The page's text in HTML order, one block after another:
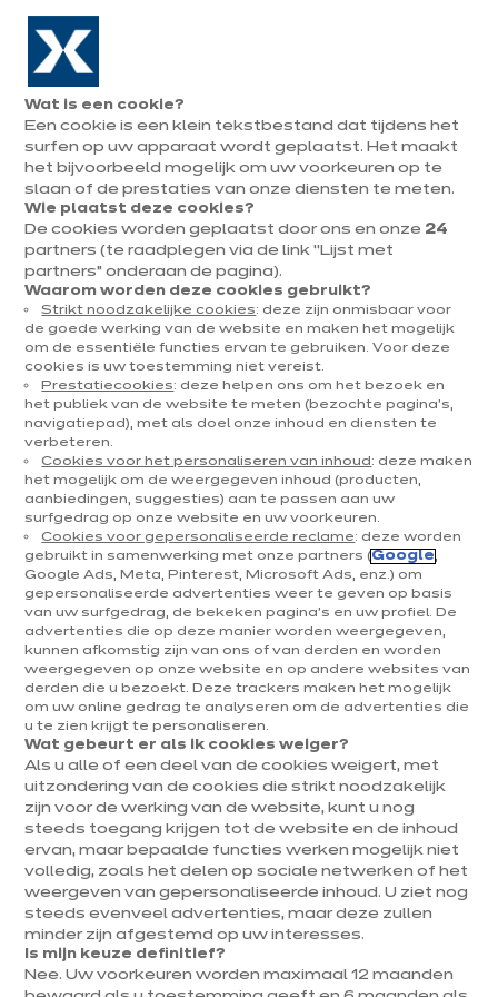
Naar de navigatie gaan
Naar de hoofdinhoud gaan
Menu
openen
winkels
Afspraak
maken
U
bevindt
zich
hier:
Home Onze keukens Per categorie Onze toonzaalkeukens [Translate to
Contact
Brochure downloaden
Afspraak maken
Keukens & inrichting
Onze keukens
Keukeninspiratie
Interieurs
Jouw project
Over ixina
Werken bij ixina
Nieuwsbrief
Ontdek al ons nieuws
Wat is een cookie?
Een cookie is een klein tekstbestand dat tijdens het
surfen op uw apparaat wordt geplaatst. Het maakt
het bijvoorbeeld mogelijk om uw voorkeuren op te
slaan of de prestaties van onze diensten te meten.
Wie plaatst deze cookies?
De cookies worden geplaatst door ons en onze 24
partners (te raadplegen via de link “Lijst met
partners” onderaan de pagina).
Waarom worden deze cookies gebruikt?
Strikt noodzakelijke cookies: deze zijn onmisbaar voor
de goede werking van de website en maken het mogelijk
om de essentiële functies ervan te gebruiken. Voor deze
cookies is uw toestemming niet vereist.
Prestatiecookies: deze helpen ons om het bezoek en
het publiek van de website te meten (bezochte pagina's,
navigatiepad), met als doel onze inhoud en diensten te
verbeteren.
Cookies voor het personaliseren van inhoud : deze maken
het mogelijk om de weergegeven inhoud (producten,
aanbiedingen, suggesties) aan te passen aan uw
surfgedrag op onze website en uw voorkeuren.
Cookies voor gepersonaliseerde reclame: deze worden
gebruikt in samenwerking met onze partners (Google,
Google Ads, Meta, Pinterest, Microsoft Ads, enz.) om
gepersonaliseerde advertenties weer te geven op basis
van uw surfgedrag, de bekeken pagina's en uw profiel. De
advertenties die op deze manier worden weergegeven,
kunnen afkomstig zijn van ons of van derden en worden
weergegeven op onze website en op andere websites van
derden die u bezoekt. Deze trackers maken het mogelijk
om uw online gedrag te analyseren om de advertenties die
u te zien krijgt te personaliseren.
Wat gebeurt er als ik cookies weiger?
Als u alle of een deel van de cookies weigert, met
uitzondering van de cookies die strikt noodzakelijk
zijn voor de werking van de website, kunt u nog
steeds toegang krijgen tot de website en de inhoud
ervan, maar bepaalde functies werken mogelijk niet
volledig, zoals het delen op sociale netwerken of het
weergeven van gepersonaliseerde inhoud. U ziet nog
steeds evenveel advertenties, maar deze zullen
minder zijn afgestemd op uw interesses.
Is mijn keuze definitief?
Nee. Uw voorkeuren worden maximaal 12 maanden